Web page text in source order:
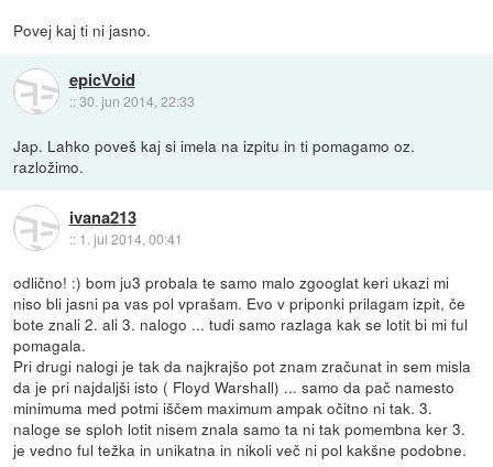
Povej kaj ti ni jasno.
epicVoid
::30. jun 2014, 22:33
Jap. Lahko poveš kaj si imela na izpitu in ti pomagamo oz.
razložimo.
ivana213
:: 1. jul 2014, 00:41
odlično! :) bom ju3 probala te samo malo zgooglat keri ukazi mi
niso bli jasni pa vas pol vprašam. Evo v priponki prilagam izpit, če
bote znali 2. ali 3. nalogo ... tudi samo razlaga kak se lotit bi mi ful
pomagala.
Pri drugi nalogi je tak da najkrajšo pot znam zračunat in sem misla
da je pri najdaljši isto ( Floyd Warshall) ... samo da pač namesto
minimuma med potmi iščem maximum ampak očitno ni tak. 3.
naloge se sploh lotit nisem znala samo ta ni tak pomembna ker 3.
je vedno ful težka in unikatna in nikoli več ni pol kakšne podobne.